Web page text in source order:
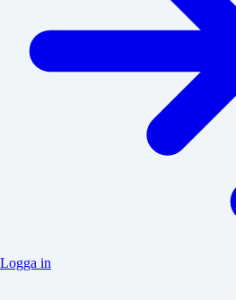
Logga in